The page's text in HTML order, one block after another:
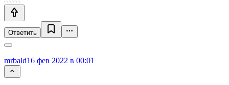
Ответить
mrbald16 фев 2022 в 00:01